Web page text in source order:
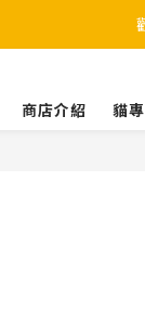
商店介紹
貓